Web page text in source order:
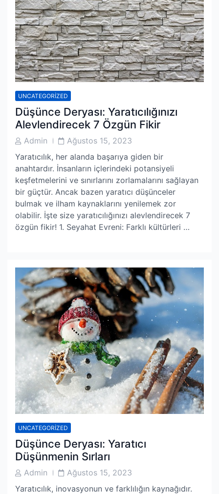
UNCATEGORIZED
Düşünce Deryası: Yaratıcılığınızı
Alevlendirecek 7 Özgün Fikir
PostAdmin
PostAğustos 15, 2023
Yaratıcılık, her alanda başarıya giden bir
anahtardır. İnsanların içlerindeki potansiyeli
keşfetmelerini ve sınırlarını zorlamalarını sağlayan
bir güçtür. Ancak bazen yaratıcı düşünceler
bulmak ve ilham kaynaklarını yenilemek zor
olabilir. İşte size yaratıcılığınızı alevlendirecek 7
özgün fikir! 1. Seyahat Evreni: Farklı kültürleri …
UNCATEGORIZED
Düşünce Deryası: Yaratıcı
Düşünmenin Sırları
PostAdmin
PostAğustos 15, 2023
Yaratıcılık, inovasyonun ve farklılığın kaynağıdır.